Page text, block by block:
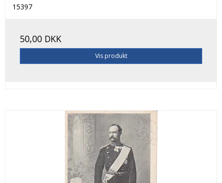
15397
50,00 DKK
Vis produkt